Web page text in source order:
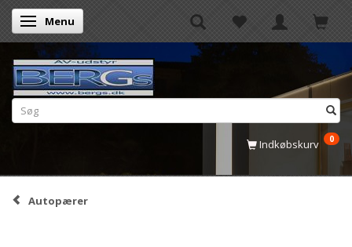
Skifte navigation
Menu
Indkøbskurv 0
Autopærer